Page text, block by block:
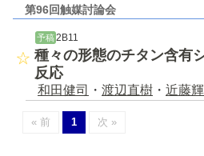
第96回触媒討論会
予稿 2B11
種々の形態のチタン含有
反応
和田健司 ・ 渡辺直樹 ・ 近藤
« 前 1 次 »